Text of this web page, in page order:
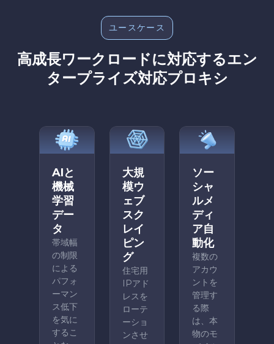
ユースケース
高成長ワークロードに対応するエン
タープライズ対応プロキシ
AIと
機械
学習
デー
タ
帯域幅
の制限
による
パフォ
ーマン
ス低下
を気に
するこ
大規
模ウ
ェブ
スク
レイ
ピン
グ
住宅用
IPアド
レスを
ローテ
ーショ
ンさせ
ソー
シャ
ルメ
ディ
ア自
動化
複数の
アカウ
ントを
管理す
る際
は、本
物のモ